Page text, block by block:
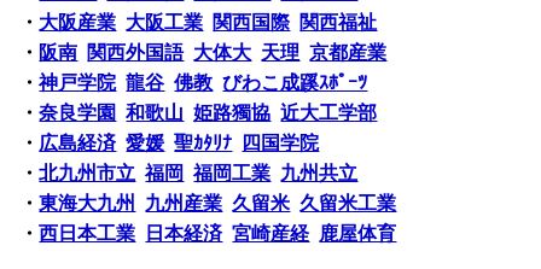
・ 大阪産業 大阪工業 関西国際 関西福祉
・ 阪南 関西外国語 大体大 天理 京都産業
・神戸学院 龍谷 佛教 びわこ成蹊ｽﾎﾟｰﾂ
・奈良学園 和歌山 姫路獨協 近大工学部
・ 広島経済 愛媛 聖ｶﾀﾘﾅ
四国学院
・北九州市立 福岡 福岡工業 九州共立
・東海大九州 九州産業 久留米 久留米工業
・西日本工業 日本経済 宮崎産経 鹿屋体育